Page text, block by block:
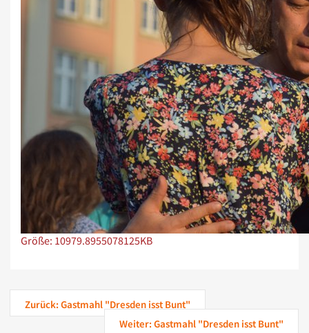
Zeige Bild in voller Größe…
Größe: 10979.8955078125KB
Zurück: Gastmahl "Dresden isst Bunt"
Weiter: Gastmahl "Dresden isst Bunt"